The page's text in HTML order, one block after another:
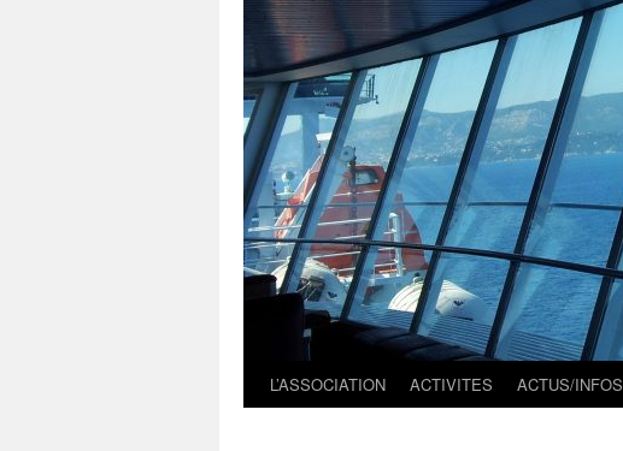
L’ASSOCIATION ACTIVITES ACTUS/INFOS